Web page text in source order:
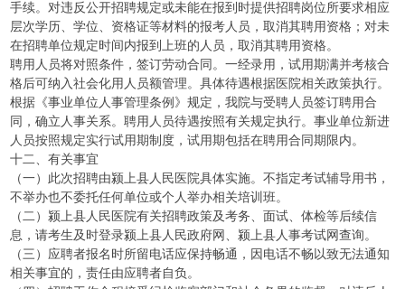
手续。对违反公开招聘规定或未能在报到时提供招聘岗位所要求相应
层次学历、学位、资格证等材料的报考人员，取消其聘用资格；对未
在招聘单位规定时间内报到上班的人员，取消其聘用资格。
聘用人员将对照条件，签订劳动合同。一经录用，试用期满并考核合
格后可纳入社会化用人员额管理。具体待遇根据医院相关政策执行。
根据《事业单位人事管理条例》规定，我院与受聘人员签订聘用合
同，确立人事关系。聘用人员待遇按照有关规定执行。事业单位新进
人员按照规定实行试用期制度，试用期包括在聘用合同期限内。
十二、有关事宜
（一）此次招聘由颍上县人民医院具体实施。不指定考试辅导用书，
不举办也不委托任何单位或个人举办相关培训班。
（二）颍上县人民医院有关招聘政策及考务、面试、体检等后续信
息，请考生及时登录颍上县人民政府网、颍上县人事考试网查询。
（三）应聘者报名时所留电话应保持畅通，因电话不畅以致无法通知
相关事宜的，责任由应聘者自负。